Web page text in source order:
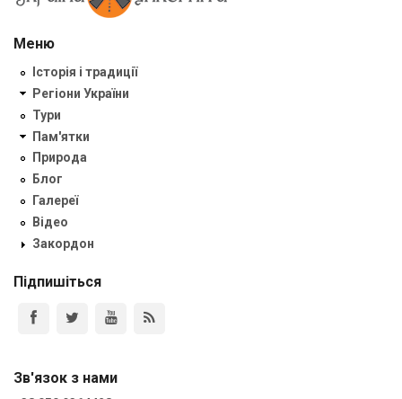
Меню
Історія і традиції
Регіони України
Тури
Пам'ятки
Природа
Блог
Галереї
Відео
Закордон
Підпишіться
Зв'язок з нами